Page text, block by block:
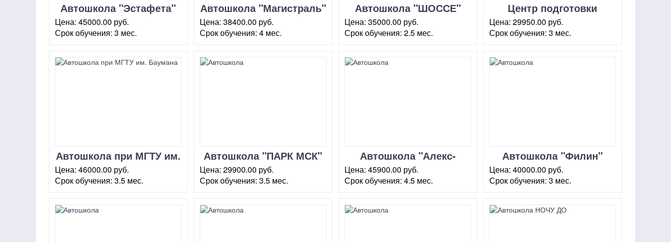
Автошкола "Эстафета"
на Сухаревской
Цена:45000.00 руб.
Срок обучения:3 мес.
Автошкола "Магистраль"
Новослободская
Цена:38400.00 руб.
Срок обучения:4 мес.
Автошкола "ШОССЕ"
Центр-Север
Цена:35000.00 руб.
Срок обучения:2.5 мес.
Центр подготовки
автошкола "Дебют" на
Новослободской
Цена:29950.00 руб.
Срок обучения:3 мес.
Автошкола при МГТУ им.
Баумана "Аврора"
Скорняжный переулок
Цена:46000.00 руб.
Срок обучения:3.5 мес.
Автошкола "ПАРК МСК"
метро Марьина Роща
Цена:29900.00 руб.
Срок обучения:3.5 мес.
Автошкола "Алекс-
Контакт" метро
Комсомольская
Цена:45900.00 руб.
Срок обучения:4.5 мес.
Автошкола "Филин"
район Красносельский
Цена:40000.00 руб.
Срок обучения:3 мес.
(4 этаж)